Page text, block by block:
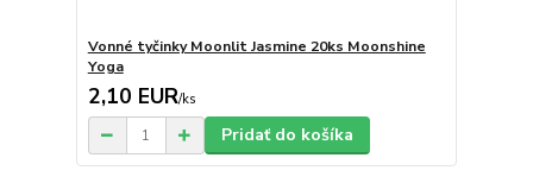
Vonné tyčinky Moonlit Jasmine 20ks Moonshine
Yoga
2,10 EUR/ks
Pridať do košíka